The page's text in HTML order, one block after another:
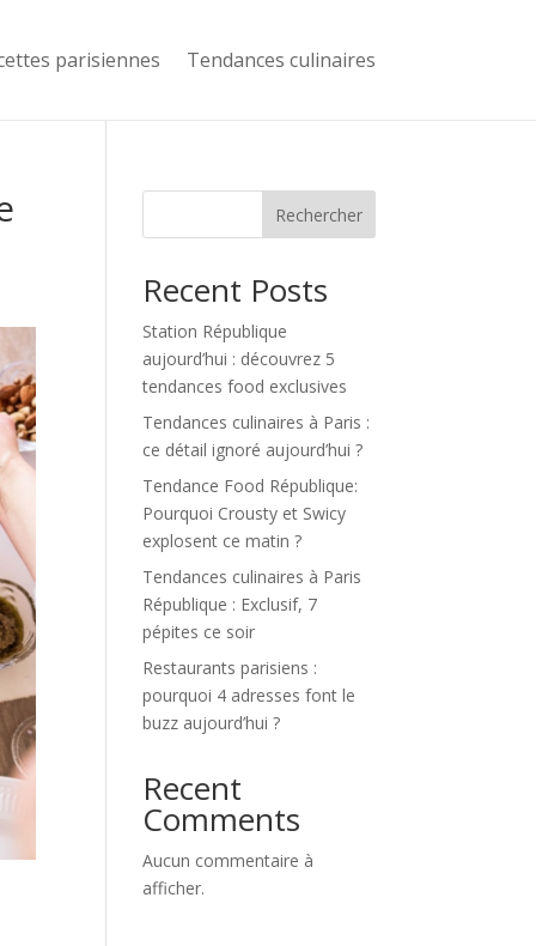
parisiennes Tendances culinaires
Rechercher
Recent Posts
Station République
aujourd’hui : découvrez 5
tendances food exclusives
Tendances culinaires à Paris :
ce détail ignoré aujourd’hui ?
Tendance Food République:
Pourquoi Crousty et Swicy
explosent ce matin ?
Tendances culinaires à Paris
République : Exclusif, 7
pépites ce soir
Restaurants parisiens :
pourquoi 4 adresses font le
buzz aujourd’hui ?
Recent
Comments
Aucun commentaire à
afficher.